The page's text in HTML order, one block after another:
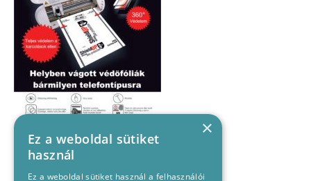
×
Ez a weboldal sütiket
használ
Ez a weboldal sütiket használ a felhasználói